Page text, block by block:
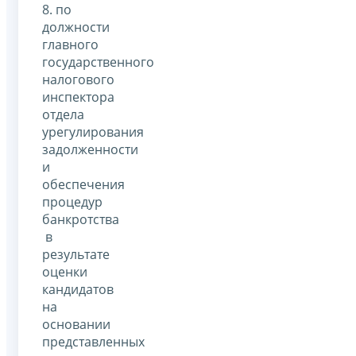
8. по
должности
главного
государственного
налогового
инспектора
отдела
урегулирования
задолженности
и
обеспечения
процедур
банкротства
в
результате
оценки
кандидатов
на
основании
представленных